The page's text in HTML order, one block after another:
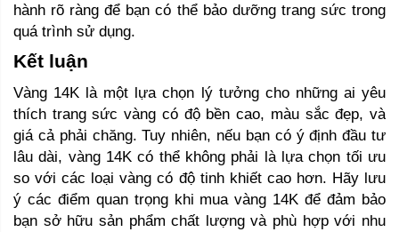
hành rõ ràng để bạn có thể bảo dưỡng trang sức trong
quá trình sử dụng.
Kết luận
Vàng 14K là một lựa chọn lý tưởng cho những ai yêu
thích trang sức vàng có độ bền cao, màu sắc đẹp, và
giá cả phải chăng. Tuy nhiên, nếu bạn có ý định đầu tư
lâu dài, vàng 14K có thể không phải là lựa chọn tối ưu
so với các loại vàng có độ tinh khiết cao hơn. Hãy lưu
ý các điểm quan trọng khi mua vàng 14K để đảm bảo
bạn sở hữu sản phẩm chất lượng và phù hợp với nhu